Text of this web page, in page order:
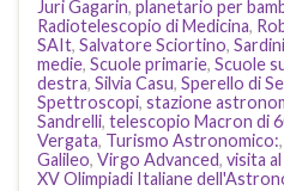
Juri Gagarin, planetario per
Radiotelescopio di Medicina,
SAIt, Salvatore Sciortino,
medie, Scuole primarie, Scuole
destra, Silvia Casu, Sperello di
Spettroscopi, stazione
Sandrelli, telescopio Macron di
Vergata, Turismo Astronomico:,
Galileo, Virgo Advanced, visita
XV Olimpiadi Italiane